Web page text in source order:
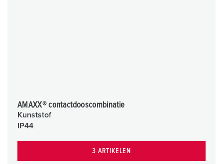
AMAXX® contactdooscombinatie
Kunststof
IP44
3 ARTIKELEN